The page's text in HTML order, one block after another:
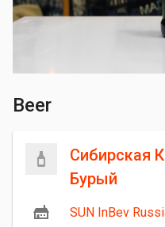
Beer
Сибирская
Бурый
SUN InBev